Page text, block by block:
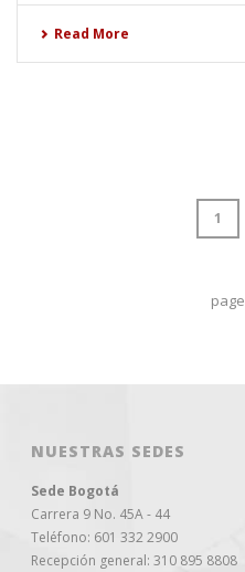
Read More
1
page
NUESTRAS SEDES
Sede Bogotá
Carrera 9 No. 45A - 44
Teléfono: 601 332 2900
Recepción general: 310 895 8808